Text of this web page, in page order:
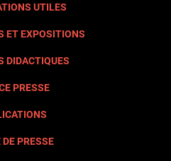
UTILES
ET EXPOSITIONS
DIDACTIQUES
PRESSE
DE PRESSE